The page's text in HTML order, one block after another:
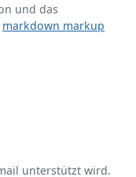
und das
markdown markup
unterstützt wird.